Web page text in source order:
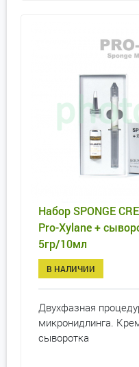
Набор SPONGE
Pro-Xylane +
5гр/10мл
В НАЛИЧИИ
Двухфазная
микронидлинга.
сыворотка